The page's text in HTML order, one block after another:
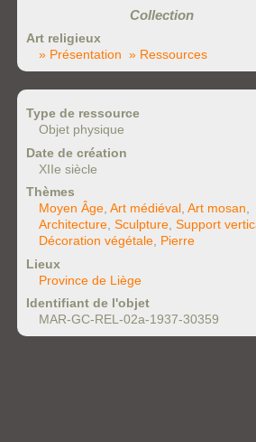
Collection
Art religieux
» Présentation » Ressources
Type de ressource
Objet physique
Date de création
XIIe siècle
Thèmes
Moyen Âge, Art médiéval, Art mosan,
Architecture, Sculpture, Support
Décoration végétale, Pierre
Lieux
Province de Liège
Identifiant de l'objet
MAR-GC-REL-02a-1937-30359